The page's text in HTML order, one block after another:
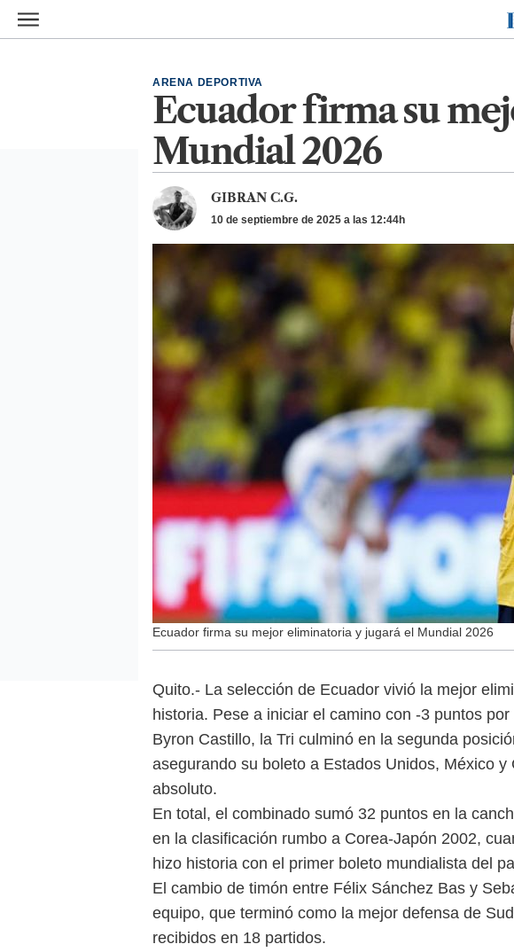
Ir al contenido principal
Ecuador firma su
Mundial 2026
ARENA DEPORTIVA
GIBRAN C.G.
10 de septiembre de 2025 a las 12:44h
Ecuador firma su mejor eliminatoria y jugará el Mundial 2026
Quito.- La selección de Ecuador vivió la mejor
historia. Pese a iniciar el camino con -3 puntos
Byron Castillo, la Tri culminó en la segunda
asegurando su boleto a Estados Unidos, México y
absoluto.
En total, el combinado sumó 32 puntos en la
en la clasificación rumbo a Corea-Japón 2002,
hizo historia con el primer boleto mundialista del
El cambio de timón entre Félix Sánchez Bas y
equipo, que terminó como la mejor defensa de
recibidos en 18 partidos.